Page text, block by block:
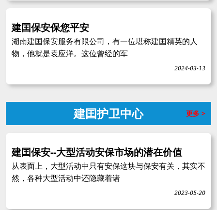
建囯保安保您平安
湖南建囯保安服务有限公司，有一位堪称建囯精英的人
物，他就是袁应洋。这位曾经的军
2024-03-13
建囯护卫中心 更多 >
建囯保安--大型活动安保市场的潜在价值
从表面上，大型活动中只有安保这块与保安有关，其实不
然，各种大型活动中还隐藏着诸
2023-05-20